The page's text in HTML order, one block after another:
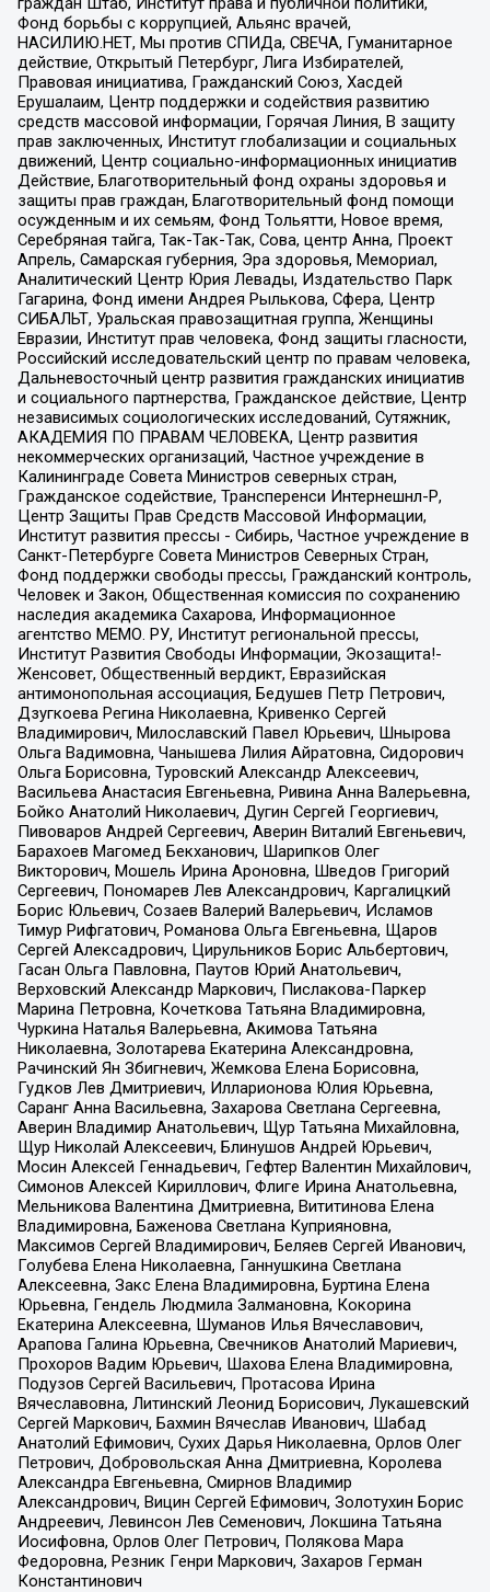
Фонд борьбы с коррупцией, Альянс врачей,
НАСИЛИЮ.НЕТ, Мы против СПИДа, СВЕЧА, Гуманитарное
действие, Открытый Петербург, Лига Избирателей,
Правовая инициатива, Гражданский Союз, Хасдей
Ерушалаим, Центр поддержки и содействия развитию
средств массовой информации, Горячая Линия, В защиту
прав заключенных, Институт глобализации и социальных
движений, Центр социально-информационных инициатив
Действие, Благотворительный фонд охраны здоровья и
защиты прав граждан, Благотворительный фонд помощи
осужденным и их семьям, Фонд Тольятти, Новое время,
Серебряная тайга, Так-Так-Так, Сова, центр Анна, Проект
Апрель, Самарская губерния, Эра здоровья, Мемориал,
Аналитический Центр Юрия Левады, Издательство Парк
Гагарина, Фонд имени Андрея Рылькова, Сфера, Центр
СИБАЛЬТ, Уральская правозащитная группа, Женщины
Евразии, Институт прав человека, Фонд защиты гласности,
Российский исследовательский центр по правам человека,
Дальневосточный центр развития гражданских инициатив
и социального партнерства, Гражданское действие, Центр
независимых социологических исследований, Сутяжник,
АКАДЕМИЯ ПО ПРАВАМ ЧЕЛОВЕКА, Центр развития
некоммерческих организаций, Частное учреждение в
Калининграде Совета Министров северных стран,
Гражданское содействие, Трансперенси Интернешнл-Р,
Центр Защиты Прав Средств Массовой Информации,
Институт развития прессы - Сибирь, Частное учреждение в
Санкт-Петербурге Совета Министров Северных Стран,
Фонд поддержки свободы прессы, Гражданский контроль,
Человек и Закон, Общественная комиссия по сохранению
наследия академика Сахарова, Информационное
агентство МЕМО. РУ, Институт региональной прессы,
Институт Развития Свободы Информации, Экозащита!-
Женсовет, Общественный вердикт, Евразийская
антимонопольная ассоциация, Бедушев Петр Петрович,
Дзугкоева Регина Николаевна, Кривенко Сергей
Владимирович, Милославский Павел Юрьевич, Шнырова
Ольга Вадимовна, Чанышева Лилия Айратовна, Сидорович
Ольга Борисовна, Туровский Александр Алексеевич,
Васильева Анастасия Евгеньевна, Ривина Анна Валерьевна,
Бойко Анатолий Николаевич, Дугин Сергей Георгиевич,
Пивоваров Андрей Сергеевич, Аверин Виталий Евгеньевич,
Барахоев Магомед Бекханович, Шарипков Олег
Викторович, Мошель Ирина Ароновна, Шведов Григорий
Сергеевич, Пономарев Лев Александрович, Каргалицкий
Борис Юльевич, Созаев Валерий Валерьевич, Исламов
Тимур Рифгатович, Романова Ольга Евгеньевна, Щаров
Сергей Алексадрович, Цирульников Борис Альбертович,
Гасан Ольга Павловна, Паутов Юрий Анатольевич,
Верховский Александр Маркович, Пислакова-Паркер
Марина Петровна, Кочеткова Татьяна Владимировна,
Чуркина Наталья Валерьевна, Акимова Татьяна
Николаевна, Золотарева Екатерина Александровна,
Рачинский Ян Збигневич, Жемкова Елена Борисовна,
Гудков Лев Дмитриевич, Илларионова Юлия Юрьевна,
Саранг Анна Васильевна, Захарова Светлана Сергеевна,
Аверин Владимир Анатольевич, Щур Татьяна Михайловна,
Щур Николай Алексеевич, Блинушов Андрей Юрьевич,
Мосин Алексей Геннадьевич, Гефтер Валентин Михайлович,
Симонов Алексей Кириллович, Флиге Ирина Анатольевна,
Мельникова Валентина Дмитриевна, Вититинова Елена
Владимировна, Баженова Светлана Куприяновна,
Максимов Сергей Владимирович, Беляев Сергей Иванович,
Голубева Елена Николаевна, Ганнушкина Светлана
Алексеевна, Закс Елена Владимировна, Буртина Елена
Юрьевна, Гендель Людмила Залмановна, Кокорина
Екатерина Алексеевна, Шуманов Илья Вячеславович,
Арапова Галина Юрьевна, Свечников Анатолий Мариевич,
Прохоров Вадим Юрьевич, Шахова Елена Владимировна,
Подузов Сергей Васильевич, Протасова Ирина
Вячеславовна, Литинский Леонид Борисович, Лукашевский
Сергей Маркович, Бахмин Вячеслав Иванович, Шабад
Анатолий Ефимович, Сухих Дарья Николаевна, Орлов Олег
Петрович, Добровольская Анна Дмитриевна, Королева
Александра Евгеньевна, Смирнов Владимир
Александрович, Вицин Сергей Ефимович, Золотухин Борис
Андреевич, Левинсон Лев Семенович, Локшина Татьяна
Иосифовна, Орлов Олег Петрович, Полякова Мара
Федоровна, Резник Генри Маркович, Захаров Герман
Константинович